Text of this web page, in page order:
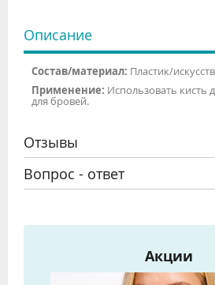
Описание
Состав/материал: Пластик/
Применение: Использовать кисть
для бровей.
Отзывы
Вопрос - ответ
Акции